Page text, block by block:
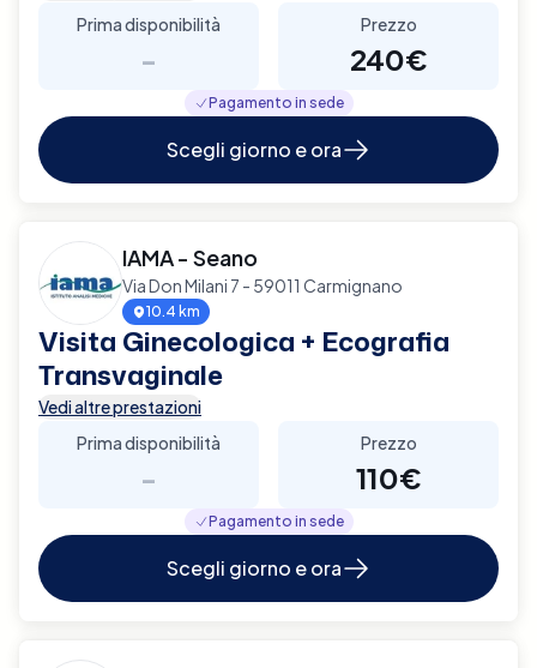
Prima disponibilità
-
Prezzo
240€
Pagamento in sede
Scegli giorno e ora
IAMA - Seano
Via Don Milani 7 - 59011 Carmignano
10.4 km
Visita Ginecologica + Ecografia
Transvaginale
Vedi altre prestazioni
Prima disponibilità
-
Prezzo
110€
Pagamento in sede
Scegli giorno e ora